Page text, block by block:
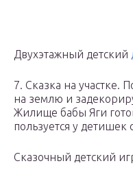
Двухэтажный детский
7. Сказка на участке.
на землю и
Жилище бабы Яги
пользуется у
Сказочный детский